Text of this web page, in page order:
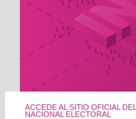
ACCEDE AL SITIO OFICIAL
NACIONAL ELECTORAL